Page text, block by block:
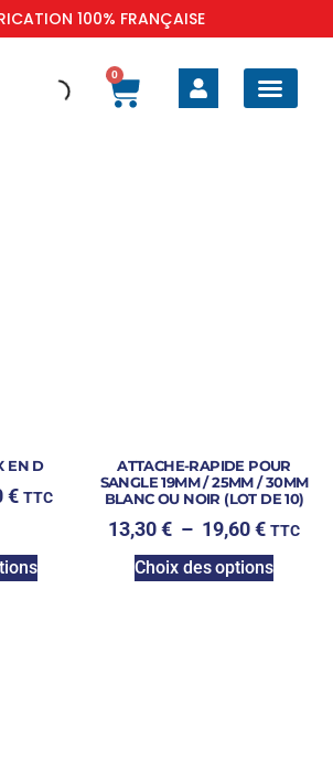
100% FRANÇAISE
0
EN D
€ TTC
ATTACHE-RAPIDE POUR
SANGLE 19MM / 25MM / 30MM
BLANC OU NOIR (LOT DE 10)
13,30€ – 19,60€ TTC
Choix des options